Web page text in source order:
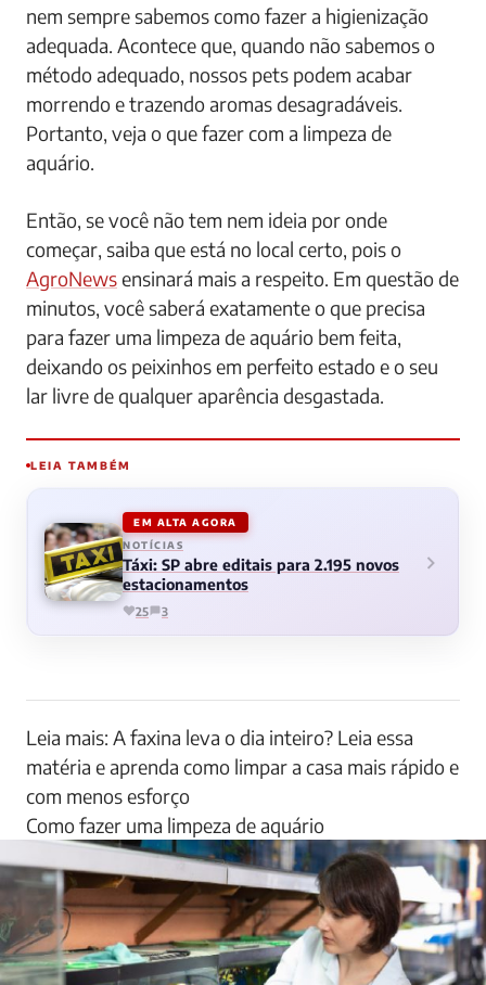
nem sempre sabemos como fazer a higienização
adequada. Acontece que, quando não sabemos o
método adequado, nossos pets podem acabar
morrendo e trazendo aromas desagradáveis.
Portanto, veja o que fazer com a limpeza de
aquário.
Então, se você não tem nem ideia por onde
começar, saiba que está no local certo, pois o
AgroNewsensinará mais a respeito. Em questão de
minutos, você saberá exatamente o que precisa
para fazer uma limpeza de aquário bem feita,
deixando os peixinhos em perfeito estado e o seu
lar livre de qualquer aparência desgastada.
LEIA TAMBÉM
EM ALTA AGORA
NOTÍCIAS
Táxi: SP abre editais para 2.195 novos
estacionamentos
25 3
Leia mais: A faxina leva o dia inteiro? Leia essa
matéria e aprenda como limpar a casa mais rápido e
com menos esforço
Como fazer uma limpeza de aquário